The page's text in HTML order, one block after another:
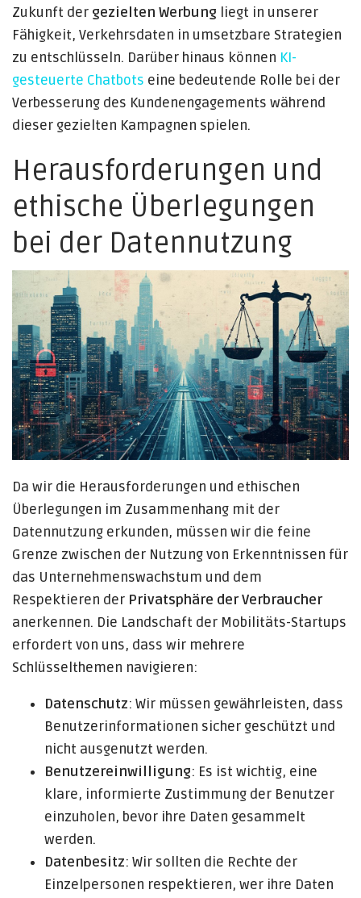
Zukunft der gezielten Werbung liegt in unserer
Fähigkeit, Verkehrsdaten in umsetzbare Strategien
zu entschlüsseln. Darüber hinaus können KI-
gesteuerte Chatbots eine bedeutende Rolle bei der
Verbesserung des Kundenengagements während
dieser gezielten Kampagnen spielen.
Herausforderungen und
ethische Überlegungen
bei der Datennutzung
Da wir die Herausforderungen und ethischen
Überlegungen im Zusammenhang mit der
Datennutzung erkunden, müssen wir die feine
Grenze zwischen der Nutzung von Erkenntnissen für
das Unternehmenswachstum und dem
Respektieren der Privatsphäre der Verbraucher
anerkennen. Die Landschaft der Mobilitäts-Startups
erfordert von uns, dass wir mehrere
Schlüsselthemen navigieren:
Datenschutz: Wir müssen gewährleisten, dass
Benutzerinformationen sicher geschützt und
nicht ausgenutzt werden.
Benutzereinwilligung: Es ist wichtig, eine
klare, informierte Zustimmung der Benutzer
einzuholen, bevor ihre Daten gesammelt
werden.
Datenbesitz: Wir sollten die Rechte der
Einzelpersonen respektieren, wer ihre Daten